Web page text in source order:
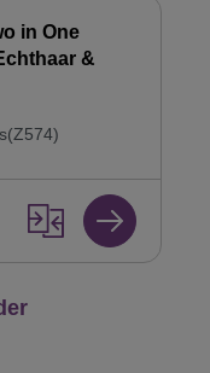
in One
&